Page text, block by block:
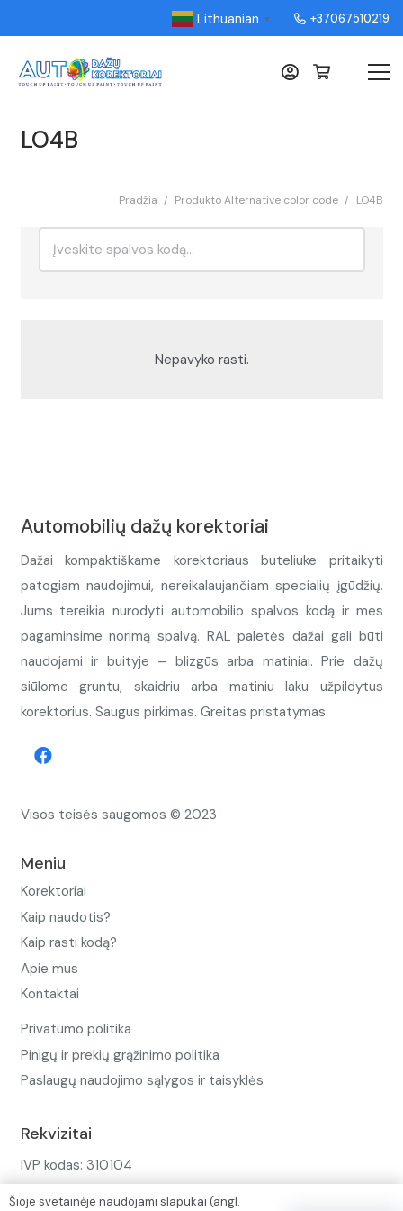
Lithuanian ▼ +37067510219
LO4B
Pradžia / Produkto Alternative color code / LO4B
Nepavyko rasti.
Automobilių dažų korektoriai
Dažai kompaktiškame korektoriaus buteliuke pritaikyti
patogiam naudojimui, nereikalaujančiam specialių įgūdžių.
Jums tereikia nurodyti automobilio spalvos kodą ir mes
pagaminsime norimą spalvą. RAL paletės dažai gali būti
naudojami ir buityje – blizgūs arba matiniai. Prie dažų
siūlome gruntu, skaidriu arba matiniu laku užpildytus
korektorius. Saugus pirkimas. Greitas pristatymas.
Visos teisės saugomos © 2023
Meniu
Korektoriai
Kaip naudotis?
Kaip rasti kodą?
Apie mus
Kontaktai
Privatumo politika
Pinigų ir prekių grąžinimo politika
Paslaugų naudojimo sąlygos ir taisyklės
Rekvizitai
IVP kodas: 310104
Šioje svetainėje naudojami slapukai (angl.